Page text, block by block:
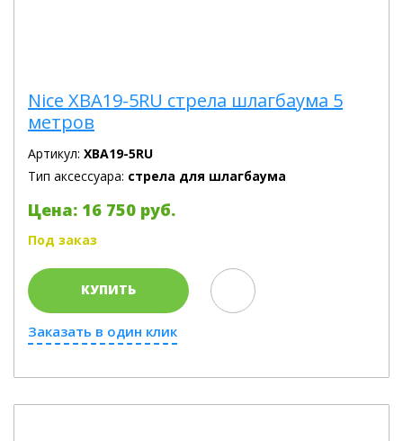
Nice XBA19-5RU стрела шлагбаума 5
метров
Артикул: XBA19-5RU
Тип аксессуара: стрела для шлагбаума
Цена: 16 750 руб.
Под заказ
КУПИТЬ
Заказать в один клик